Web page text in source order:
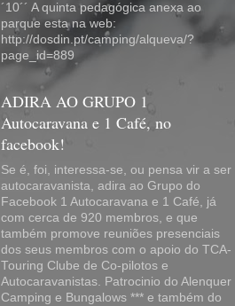
´10´´ A quinta pedagógica anexa ao
parque esta na web:
http://dosdin.pt/camping/alqueva/?
page_id=889
ADIRA AO GRUPO 1
Autocaravana e 1 Café, no
facebook!
Se é, foi, interessa-se, ou pensa vir a ser
autocaravanista, adira ao Grupo do
Facebook 1 Autocaravana e 1 Café, já
com cerca de 920 membros, e que
também promove reuniões presenciais
dos seus membros com o apoio do TCA-
Touring Clube de Co-pilotos e
Autocaravanistas. Patrocinio do Alenquer
Camping e Bungalows *** e também do